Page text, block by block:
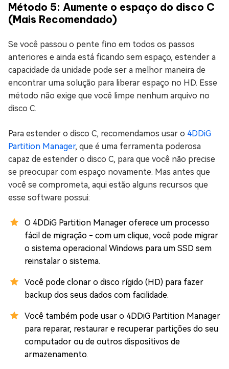
Método 5: Aumente o espaço do disco C
(Mais Recomendado)
Se você passou o pente fino em todos os passos
anteriores e ainda está ficando sem espaço, estender a
capacidade da unidade pode ser a melhor maneira de
encontrar uma solução para liberar espaço no HD. Esse
método não exige que você limpe nenhum arquivo no
disco C.
Para estender o disco C, recomendamos usar o 4DDiG
Partition Manager, que é uma ferramenta poderosa
capaz de estender o disco C, para que você não precise
se preocupar com espaço novamente. Mas antes que
você se comprometa, aqui estão alguns recursos que
esse software possui:
O 4DDiG Partition Manager oferece um processo
fácil de migração - com um clique, você pode migrar
o sistema operacional Windows para um SSD sem
reinstalar o sistema.
Você pode clonar o disco rígido (HD) para fazer
backup dos seus dados com facilidade.
Você também pode usar o 4DDiG Partition Manager
para reparar, restaurar e recuperar partições do seu
computador ou de outros dispositivos de
armazenamento.